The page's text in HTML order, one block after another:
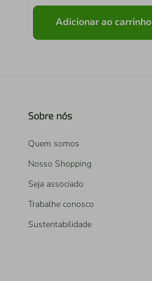
Adicionar ao carrinho
Sobre nós
Quem somos
Nosso Shopping
Seja associado
Trabalhe conosco
Sustentabilidade